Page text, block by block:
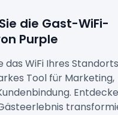
die Gast-WiFi-
Purple
das WiFi Ihres
Tool für Marketing,